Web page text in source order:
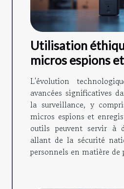
Utilisation
micros espions et
enregistreurs
surveillance
L'évolution
avancées significatives
la surveillance, y
micros espions et
outils peuvent servir à
allant de la sécurité
personnels en matière de